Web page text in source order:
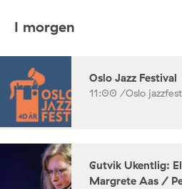
I morgen
Oslo Jazz Festival
11:00 /Oslo
Gutvik Ukentlig:
Margrete Aas /